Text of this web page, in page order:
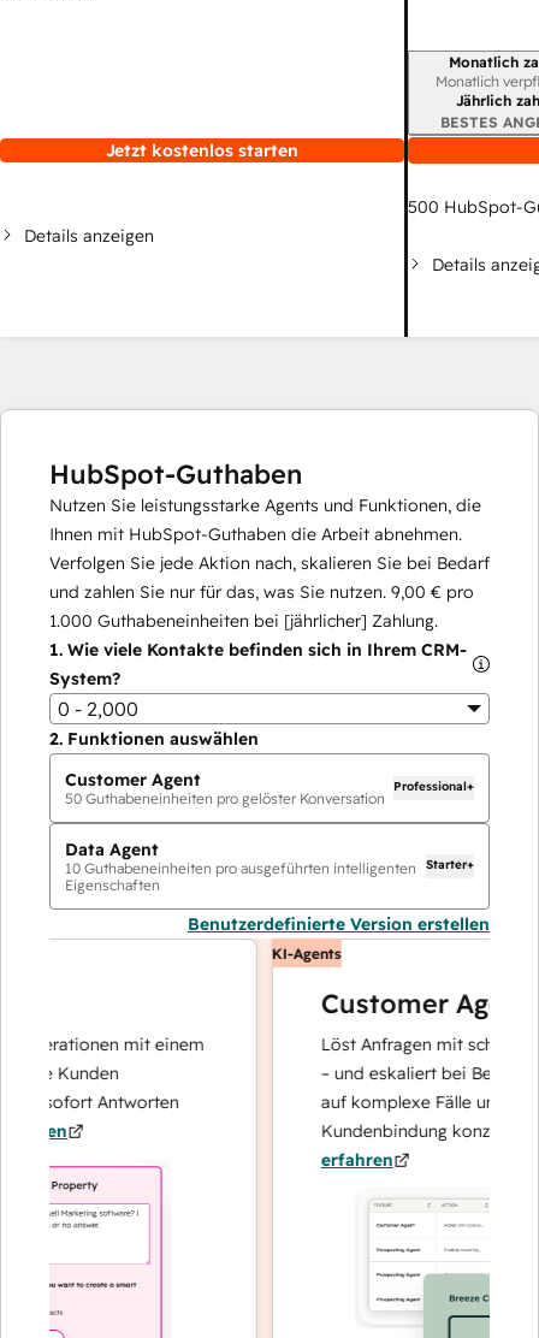
Jetzt kostenlos starten
Details anzeigen
Monatlich
Monatlich
Jährlich
BESTES
500 HubSpot-
Details
HubSpot-Guthaben
Nutzen Sie leistungsstarke Agents und Funktionen, die
Ihnen mit HubSpot-Guthaben die Arbeit abnehmen.
Verfolgen Sie jede Aktion nach, skalieren Sie bei Bedarf
und zahlen Sie nur für das, was Sie nutzen. 9,00 € pro
1.000 Guthabeneinheiten bei [jährlicher] Zahlung.
1. Wie viele Kontakte befinden sich in Ihrem CRM-
System?
0 - 2,000
2. Funktionen auswählen
Customer Agent
50 Guthabeneinheiten pro gelöster Konversation
Professional+
Data Agent
10 Guthabeneinheiten pro ausgeführten intelligenten
Eigenschaften
Starter+
Benutzerdefinierte Version erstellen
mit einem
Kunden
sofort Antworten
KI-Agents
Customer Agent
Löst Anfragen mit schnellen,
– und eskaliert bei Bedarf,
auf komplexe Fälle und den
Kundenbindung konzentrieren
erfahren